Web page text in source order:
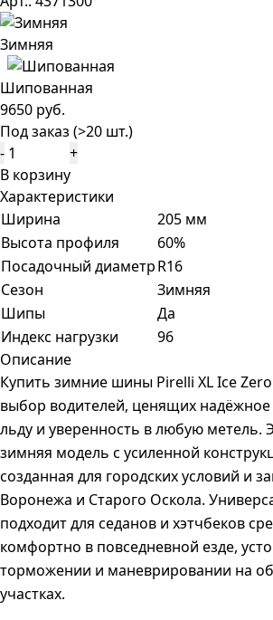
Зимняя
Шипованная
9650 руб.
Под заказ (>20 шт.)
-
+
В корзину
Характеристики
Ширина
205 мм
Высота профиля
60%
Посадочный диаметрR16
Сезон
Зимняя
Шипы
Да
Индекс нагрузки
96
Описание
Купить зимние шины Pirelli XL Ice
выбор водителей, ценящих надёжное
льду и уверенность в любую метель.
зимняя модель с усиленной
созданная для городских условий и
Воронежа и Старого Оскола.
подходит для седанов и хэтчбеков
комфортно в повседневной езде,
торможении и маневрировании на
участках.